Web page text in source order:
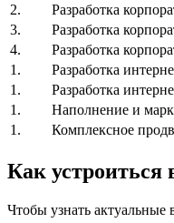
2.
Разработка
3.
Разработка
4.
Разработка
1.
Разработка
1.
Разработка
1.
Наполнение и
1.
Комплексное
Как
Чтобы узнать